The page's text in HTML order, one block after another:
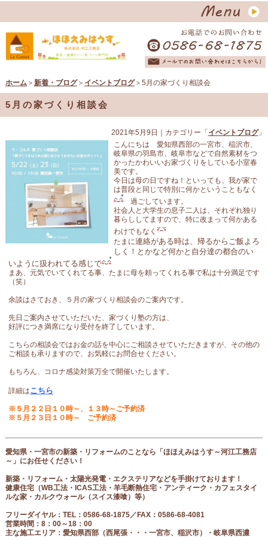
ホーム＞ 新着・ブログ＞ イベントブログ＞5月の家づくり相談会
5月の家づくり相談会
2021年5月9日 ｜カテゴリー「 イベントブログ」
こんにちは 愛知県西部の一宮市、稲沢市、
岐阜県の羽島市、岐阜市などで自然素材をつ
かったかわいいお家づくりをしている小室春
美です。
今日は母の日ですね！といっても、我が家で
は普段と同じで特別に何かということもなく
過ごしています。
社会人と大学生の息子二人は、それぞれ独り
暮らししてますので、特に改まって何かある
わけでもなく
たまに連絡がある時は、 帰るからご飯よろ
しく！とかなど何かと自分達の都合のい
いように扱われてる感じで
まあ、元気でいてくれてる事、たまに母を頼ってくれる事で私は十分満足です
（笑）
余談はさておき、５月の家づくり相談会のご案内です。
先日ご案内させていただいた、家づくり塾の方は、
好評につき満席になり受付を終了しています。
こちらの相談会ではお金の話を中心にご相談させていただきますが、その他の
ご相談も承りますので、お気軽にお問合せください。
もちろん、コロナ感染対策万全で開催いたします。
詳細はこちら
※５月２２日１０時～、１３時～ご予約済
※５月２３日１０時～ ご予約済
愛知県・一宮市の新築・リフォームのことなら「ほほえみはうす～河江工務店
～」にお任せください！
新築・リフォーム・太陽光発電・エクステリアなどを手掛けております！
健康住宅（WB工法・ICAS工法・羊毛断熱住宅・アンティーク・カフェスタイ
ルな家・カルクウォール（スイス漆喰）等）
フリーダイヤル： TEL：0586-68-1875／FAX：0586-68-4081
営業時間：8：00～18：00
主な施工エリア：愛知県西部（西尾張・・・一宮市、稲沢市）・岐阜県西濃